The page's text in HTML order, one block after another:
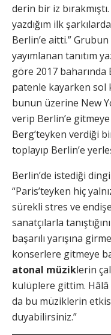
derin bir iz
yazdığım ilk
Berlin’e aitti.”
yayımlanan tanıtım
göre 2017
patenle kayarken sol
bunun üzerine New
verip Berlin’e
Berg’teyken verdiği
toplayıp Berlin’e
Berlin’de istediği
“Paris’teyken hiç
sürekli stres ve
sanatçılarla
başarılı yarışına
konserlere gitmeye
atonal müziklerin
kulüplere gittim. Hâlâ
da bu müziklerin
duyabilirsiniz.”